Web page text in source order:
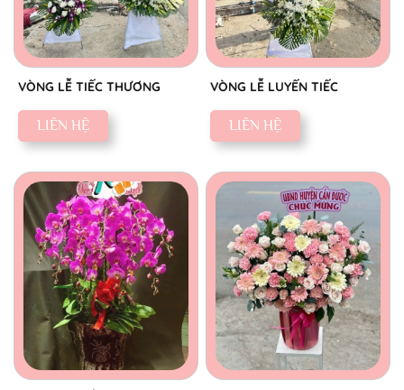
VÒNG LỄ TIẾC THƯƠNG
LIÊN HỆ
VÒNG LỄ LUYẾN TIẾC
LIÊN HỆ